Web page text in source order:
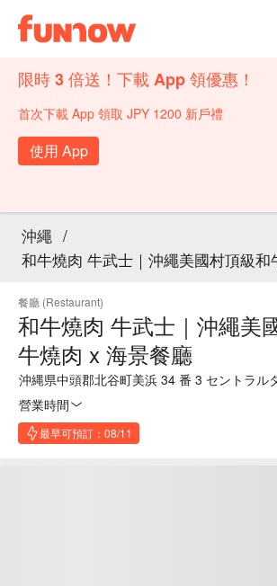
限時 3 倍送！下載 App 領優惠！
首次下載 App 領取 JPY 1200 新戶禮
使用 App
沖繩 /
和牛燒肉 牛武士｜沖繩美國村頂級
餐廳 (Restaurant)
和牛燒肉 牛武士｜沖繩美
牛燒肉 x 海景餐廳
沖縄県中頭郡北谷町美浜 34 番 3 セントラル
營業時間
最早可預訂：08/11